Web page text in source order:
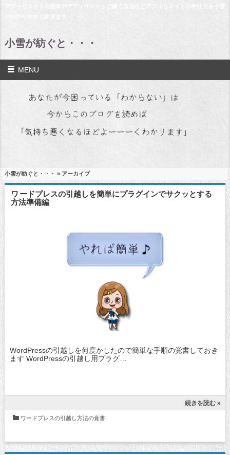
アフィリエイトの意味やアフィリエイトで稼ぐ方法などアフィリエイトのやり方を小雪
小雪が紡ぐと・・・
MENU
小雪が紡ぐと・・・ » アーカイブ
ワードプレスの引越しを簡単にプラグインでサクッとする
方法準備編
WordPressの引越しを何度かしたので簡単な手順の覚書しておき
ます WordPressの引越し用プラグ…
続きを読む »
ワードプレスの引越し方法の覚書